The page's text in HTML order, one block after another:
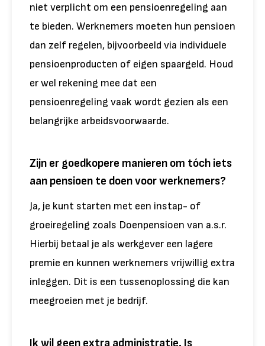
niet verplicht om een pensioenregeling aan
te bieden. Werknemers moeten hun pensioen
dan zelf regelen, bijvoorbeeld via individuele
pensioenproducten of eigen spaargeld. Houd
er wel rekening mee dat een
pensioenregeling vaak wordt gezien als een
belangrijke arbeidsvoorwaarde.
Zijn er goedkopere manieren om tóch iets
aan pensioen te doen voor werknemers?
Ja, je kunt starten met een instap- of
groeiregeling zoals Doenpensioen van a.s.r.
Hierbij betaal je als werkgever een lagere
premie en kunnen werknemers vrijwillig extra
inleggen. Dit is een tussenoplossing die kan
meegroeien met je bedrijf.
Ik wil geen extra administratie. Is